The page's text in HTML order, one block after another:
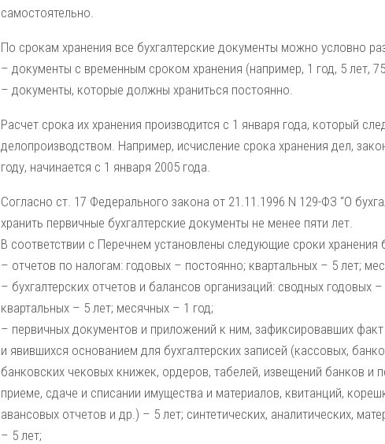
самостоятельно.
По срокам хранения все бухгалтерские документы можно условно
– документы с временным сроком хранения (например, 1 год, 5 лет,
– документы, которые должны храниться постоянно.
Расчет срока их хранения производится с 1 января года, который
делопроизводством. Например, исчисление срока хранения дел,
году, начинается с 1 января 2005 года.
Согласно ст. 17 Федерального закона от 21.11.1996 N 129-ФЗ “О
хранить первичные бухгалтерские документы не менее пяти лет.
В соответствии с Перечнем установлены следующие сроки хранения
– отчетов по налогам: годовых – постоянно; квартальных – 5 лет;
– бухгалтерских отчетов и балансов организаций: сводных годовых
квартальных – 5 лет; месячных – 1 год;
– первичных документов и приложений к ним, зафиксировавших
и явившихся основанием для бухгалтерских записей (кассовых,
банковских чековых книжек, ордеров, табелей, извещений банков и
приеме, сдаче и списании имущества и материалов, квитанций,
авансовых отчетов и др.) – 5 лет; синтетических, аналитических,
– 5 лет;